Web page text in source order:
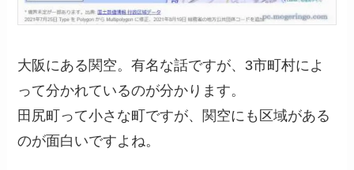
大阪にある関空。有名な話ですが、3市町村によ
って分かれているのが分かります。
田尻町って小さな町ですが、関空にも区域がある
のが面白いですよね。